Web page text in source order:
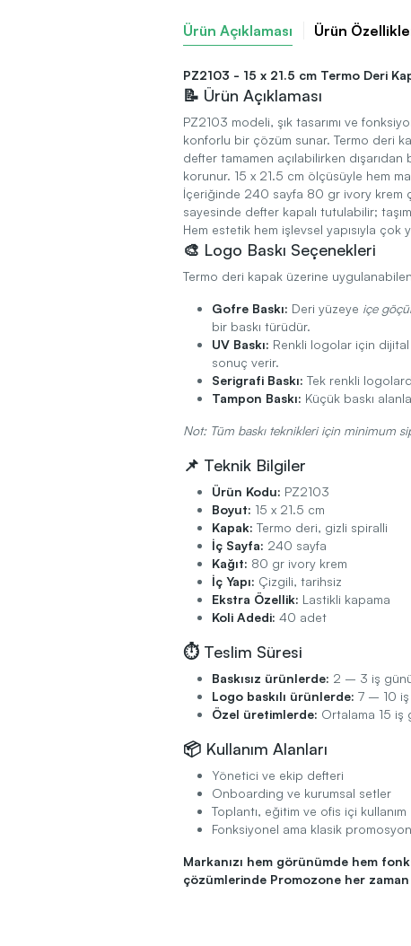
Ürün Açıklaması Ürün
PZ2103 - 15 x 21.5 cm Termo Deri
📝 Ürün Açıklaması
PZ2103 modeli, şık tasarımı ve
konforlu bir çözüm sunar. Termo deri
defter tamamen açılabilirken dışarıdan
korunur. 15 x 21.5 cm ölçüsüyle hem
İçeriğinde 240 sayfa 80 gr ivory krem
sayesinde defter kapalı tutulabilir;
Hem estetik hem işlevsel yapısıyla
🎨 Logo Baskı Seçenekleri
Termo deri kapak üzerine
Gofre Baskı: Deri yüzeye içe
bir baskı türüdür.
UV Baskı: Renkli logolar için
sonuç verir.
Serigrafi Baskı: Tek renkli
Tampon Baskı: Küçük baskı
Not: Tüm baskı teknikleri için minimum
📌 Teknik Bilgiler
Ürün Kodu: PZ2103
Boyut: 15 x 21.5 cm
Kapak: Termo deri, gizli spiralli
İç Sayfa: 240 sayfa
Kağıt: 80 gr ivory krem
İç Yapı: Çizgili, tarihsiz
Ekstra Özellik: Lastikli kapama
Koli Adedi: 40 adet
⏱️ Teslim Süresi
Baskısız ürünlerde: 2 – 3 iş
Logo baskılı ürünlerde: 7 – 10
Özel üretimlerde: Ortalama 15 iş
📦 Kullanım Alanları
Yönetici ve ekip defteri
Onboarding ve kurumsal setler
Toplantı, eğitim ve ofis içi kullanım
Fonksiyonel ama klasik
Markanızı hem görünümde hem
çözümlerinde Promozone her zaman